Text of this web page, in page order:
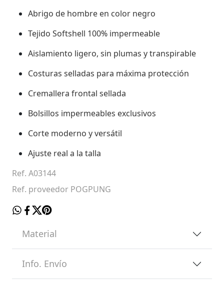
Abrigo de hombre en color negro
Tejido Softshell 100% impermeable
Aislamiento ligero, sin plumas y transpirable
Costuras selladas para máxima protección
Cremallera frontal sellada
Bolsillos impermeables exclusivos
Corte moderno y versátil
Ajuste real a la talla
Ref. A03144
Ref. proveedor POGPUNG
Material
Info. Envío